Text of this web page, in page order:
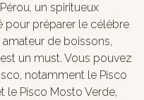
un spiritueux
pour préparer le célèbre
de boissons,
un must. Vous pouvez
notamment le Pisco
le Pisco Mosto Verde,